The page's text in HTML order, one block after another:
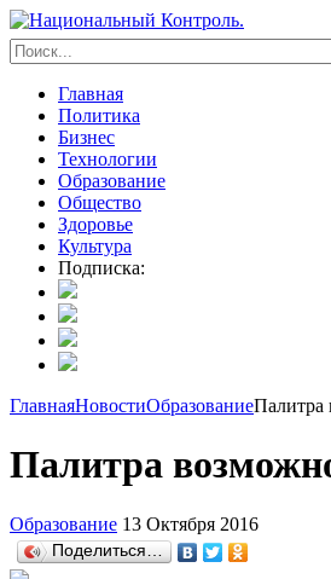
Главная
Политика
Бизнес
Технологии
Образование
Общество
Здоровье
Культура
Подписка:
ГлавнаяНовостиОбразованиеПалитра
Палитра
Образование 13 Октября 2016
Поделиться…